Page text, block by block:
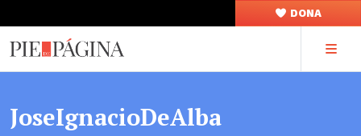
DONA
JoseIgnacioDeAlba